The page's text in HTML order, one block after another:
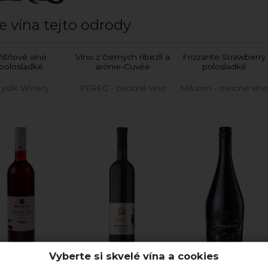
vína tejto odrody
víno
Winery
Víno z čiernych ríbezlí a
arónie-Cuvée
PEREG - ovocné víno
Frizzante Strawberry
polosladké
Miluron - ovocné víno
Vyberte si skvelé vína a cookies